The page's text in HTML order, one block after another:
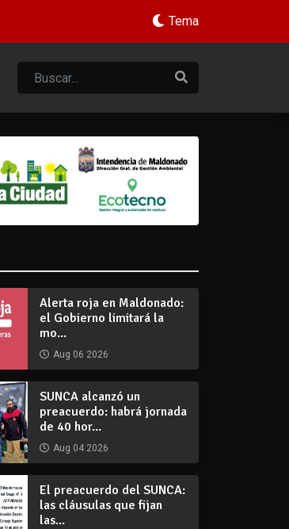
Tema
Alerta roja en Maldonado:
el Gobierno limitará la
mo...
Aug 06 2026
SUNCA alcanzó un
preacuerdo: habrá jornada
de 40 hor...
Aug 04 2026
El preacuerdo del SUNCA:
las cláusulas que fijan
las...